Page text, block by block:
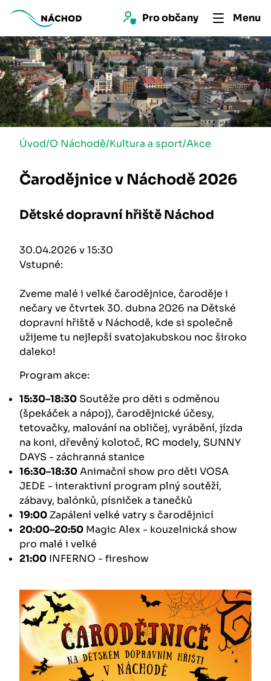
Pro občany Menu
Úvod/O Náchodě/Kultura a sport/Akce
Čarodějnice v Náchodě 2026
Dětské dopravní hřiště Náchod
30.04.2026 v 15:30
Vstupné:
Zveme malé i velké čarodějnice, čaroděje i
nečary ve čtvrtek 30. dubna 2026 na Dětské
dopravní hřiště v Náchodě, kde si společně
užijeme tu nejlepší svatojakubskou noc široko
daleko!
Program akce:
15:30–18:30 Soutěže pro děti s odměnou
(špekáček a nápoj), čarodějnické účesy,
tetovačky, malování na obličej, vyrábění, jízda
na koni, dřevěný kolotoč, RC modely, SUNNY
DAYS - záchranná stanice
16:30–18:30Animační show pro děti VOSA
JEDE - interaktivní program plný soutěží,
zábavy, balónků, písniček a tanečků
19:00 Zapálení velké vatry s čarodějnicí
20:00–20:50 Magic Alex - kouzelnická show
pro malé i velké
21:00 INFERNO - fireshow